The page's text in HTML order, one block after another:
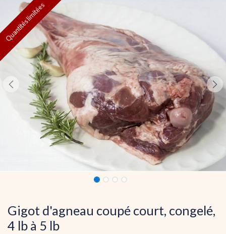
Quantités limitées
Quantités limitées
Gigot d'agneau coupé court, congelé,
4 lb à 5 lb